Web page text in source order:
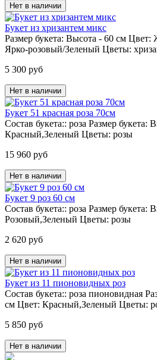
Нет в наличии
Букет из хризантем микс
Размер букета: Высота - 60 см Цвет:
Ярко-розовый/Зеленый Цветы:
5 300 руб
Нет в наличии
Букет 51 красная роза 70см
Состав букета:: роза Размер букета:
Красный,Зеленый Цветы: розы
15 960 руб
Нет в наличии
Букет 9 роз 60 см
Состав букета:: роза Размер букета:
Розовый,Зеленый Цветы: розы
2 620 руб
Нет в наличии
Букет из 11 пионовидных роз
Состав букета:: роза пионовидная
см Цвет: Красный,Зеленый Цветы:
5 850 руб
Нет в наличии